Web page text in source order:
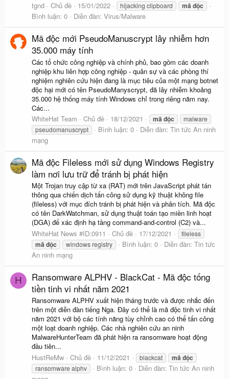
tgnd
Chủ đề 15/01/2022 hijacking clipboard mã độc
Bình luận: 0 Diễn đàn: Virus/Malware
Mã độc mới PseudoManuscrypt lây nhiễm hơn
35.000 máy tính
Các tổ chức công nghiệp và chính phủ, bao gồm các doanh
nghiệp khu liên hợp công nghiệp - quân sự và các phòng thí
nghiệm nghiên cứu hiện đang là mục tiêu của một mạng botnet
độc hại mới có tên PseudoManyscrypt, đã lây nhiễm khoảng
35.000 hệ thống máy tính Windows chỉ trong riêng năm nay.
Các...
WhiteHat Team
Chủ đề 18/12/2021 mã độc
malware
pseudomanuscrypt
Bình luận: 0 Diễn đàn: Tin tức An ninh
mạng
Mã độc Fileless mới sử dụng Windows Registry
làm nơi lưu trữ để tránh bị phát hiện
Một Trojan truy cập từ xa (RAT) mới trên JavaScript phát tán
thông qua chiến dịch tấn công sử dụng kỹ thuật không file
(fileless) với mục đích tránh bị phát hiện và phân tích. Mã độc
có tên DarkWatchman, sử dụng thuật toán tạo miền linh hoạt
(DGA) để xác định hạ tầng command-and-control (C2) và...
WhiteHat News #ID:0911
Chủ đề 17/12/2021 fileless
mã độc windows registry Bình luận: 0 Diễn đàn: Tin tức
An ninh mạng
H
Ransomware ALPHV - BlackCat - Mã độc tống
tiền tinh vi nhất năm 2021
Ransomware ALPHV xuất hiện tháng trước và được nhắc đến
trên một diễn đàn tiếng Nga. Đây có thể là mã độc tinh vi nhất
năm 2021 với bộ các tính năng tùy chỉnh cao có thể tấn công
một loạt doanh nghiệp. Các nhà nghiên cứu an ninh
MalwareHunterTeam đã phát hiện ra ransomware hoạt động
đầu tiên...
HustReMw
Chủ đề 11/12/2021 blackcat mã độc
ransomware alphv Bình luận: 0 Diễn đàn: Tin tức An ninh